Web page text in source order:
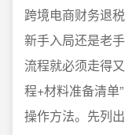
跨境电商财务退
新手入局还是老
流程就必须走得
程+材料准备清单
操作方法。先列